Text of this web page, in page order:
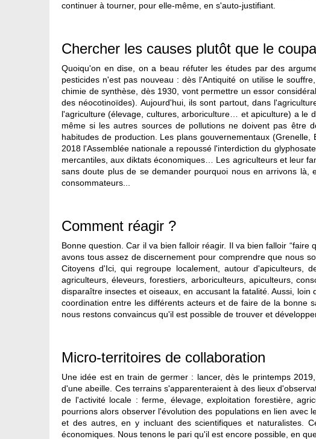
continuer à tourner, pour elle-même, en s'auto-justifiant.
Chercher les causes plutôt que le
Quoiqu'on en dise, on a beau réfuter les études par des
pesticides n'est pas nouveau : dès l'Antiquité on utilise le
chimie de synthèse, dès 1930, vont permettre un essor
des néocotinoïdes). Aujourd'hui, ils sont partout, dans
l'agriculture (élevage, cultures, arboriculture… et apiculture) a le
même si les autres sources de pollutions ne doivent pas être
habitudes de production. Les plans gouvernementaux
2018 l'Assemblée nationale a repoussé l'interdiction du
mercantiles, aux diktats économiques… Les agriculteurs et leur
sans doute plus de se demander pourquoi nous en arrivons là,
consommateurs...
Comment réagir ?
Bonne question. Car il va bien falloir réagir. Il va bien falloir
avons tous assez de discernement pour comprendre que nous
Citoyens d'Ici, qui regroupe localement, autour d'apiculteurs,
agriculteurs, éleveurs, forestiers, arboriculteurs, apiculteurs,
disparaître insectes et oiseaux, en accusant la fatalité. Aussi,
coordination entre les différents acteurs et de faire de la bonne
nous restons convaincus qu'il est possible de trouver et
Micro-territoires de collaboration
Une idée est en train de germer : lancer, dès le printemps
d'une abeille. Ces terrains s'apparenteraient à des lieux
de l'activité locale : ferme, élevage, exploitation forestière,
pourrions alors observer l'évolution des populations en lien avec
et des autres, en y incluant des scientifiques et naturalistes.
économiques. Nous tenons le pari qu'il est encore possible, en